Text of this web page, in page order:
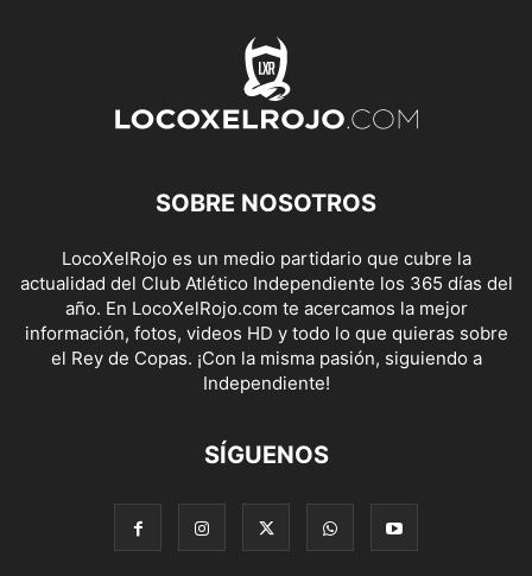
SOBRE NOSOTROS
LocoXelRojo es un medio partidario que cubre la
actualidad del Club Atlético Independiente los 365 días del
año. En LocoXelRojo.com te acercamos la mejor
información, fotos, videos HD y todo lo que quieras sobre
el Rey de Copas. ¡Con la misma pasión, siguiendo a
Independiente!
SÍGUENOS